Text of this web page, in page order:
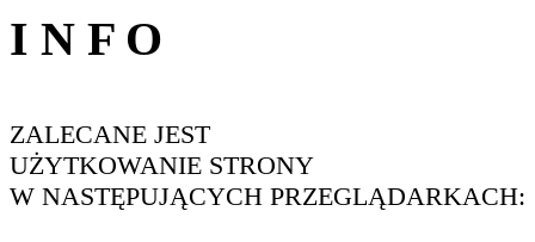
I N F O
ZALECANE JEST
UŻYTKOWANIE STRONY
W NASTĘPUJĄCYCH PRZEGLĄDARKACH: